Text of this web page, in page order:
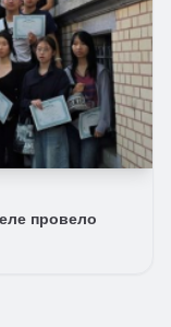
провело